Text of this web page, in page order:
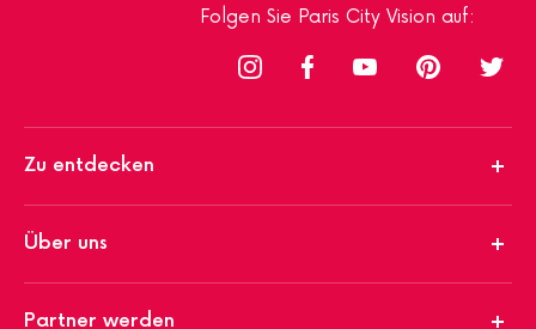
Folgen Sie Paris City Vision auf:
Zu entdecken
Über uns
Partner werden